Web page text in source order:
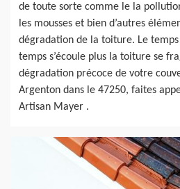
de toute sorte comme le la
les mousses et bien d’autres
dégradation de la toiture. Le
temps s’écoule plus la toiture se
dégradation précoce de votre
Argenton dans le 47250, faites
Artisan Mayer .